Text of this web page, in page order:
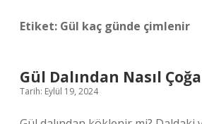
Etiket: Gül kaç günde çimlenir
Gül Dalından Nasıl
Tarih: Eylül 19, 2024